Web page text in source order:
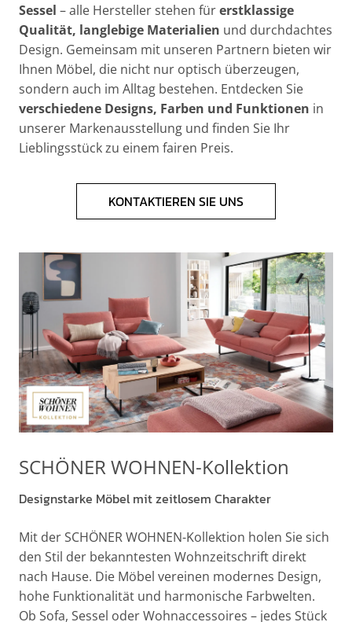
Sessel – alle Hersteller stehen fürerstklassige
Qualität, langlebige Materialien und durchdachtes
Design. Gemeinsam mit unseren Partnern bieten wir
Ihnen Möbel, die nicht nur optisch überzeugen,
sondern auch im Alltag bestehen. Entdecken Sie
verschiedene Designs, Farben und Funktionen in
unserer Markenausstellung und finden Sie Ihr
Lieblingsstück zu einem fairen Preis.
KONTAKTIEREN SIE UNS
SCHÖNER WOHNEN-Kollektion
Designstarke Möbel mit zeitlosem Charakter
Mit der SCHÖNER WOHNEN-Kollektion holen Sie sich
den Stil der bekanntesten Wohnzeitschrift direkt
nach Hause. Die Möbel vereinen modernes Design,
hohe Funktionalität und harmonische Farbwelten.
Ob Sofa, Sessel oder Wohnaccessoires – jedes Stück